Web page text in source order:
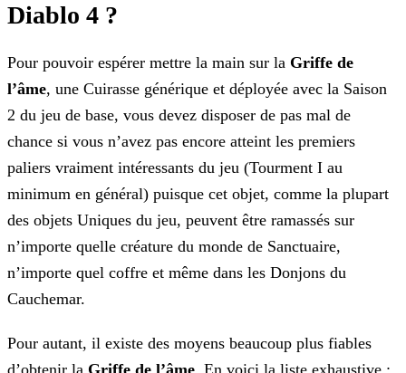
Diablo 4 ?
Pour pouvoir espérer mettre la main sur la Griffe de
l’âme, une Cuirasse générique et déployée avec la Saison
2 du jeu de base, vous devez disposer de pas mal de
chance si vous n’avez pas encore atteint les premiers
paliers vraiment intéressants du jeu (Tourment I au
minimum en général) puisque cet objet, comme la plupart
des objets Uniques du jeu, peuvent être ramassés sur
n’importe quelle créature du monde de Sanctuaire,
n’importe quel coffre et même dans les Donjons du
Cauchemar.
Pour autant, il existe des moyens beaucoup plus fiables